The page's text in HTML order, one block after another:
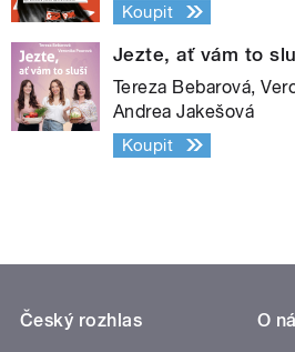
Koupit
Jezte, ať vám to
Tereza Bebarová,
Andrea Jakešová
Koupit
Český rozhlas
O